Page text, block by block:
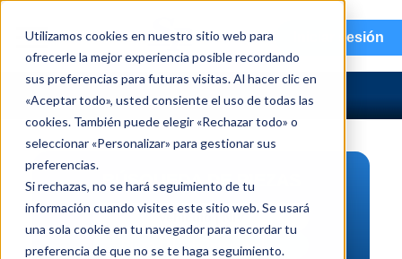
Utilizamos cookies en nuestro sitio web para
ofrecerle la mejor experiencia posible recordando
sus preferencias para futuras visitas. Al hacer clic en
«Aceptar todo», usted consiente el uso de todas las
cookies. También puede elegir «Rechazar todo» o
seleccionar «Personalizar» para gestionar sus
preferencias.
Si rechazas, no se hará seguimiento de tu
información cuando visites este sitio web. Se usará
una sola cookie en tu navegador para recordar tu
preferencia de que no se te haga seguimiento.
menu Iniciar sesión
BÚSQUEDA DE PIEZAS
Vehículo | NIV
Pieza | N.º de intercambio